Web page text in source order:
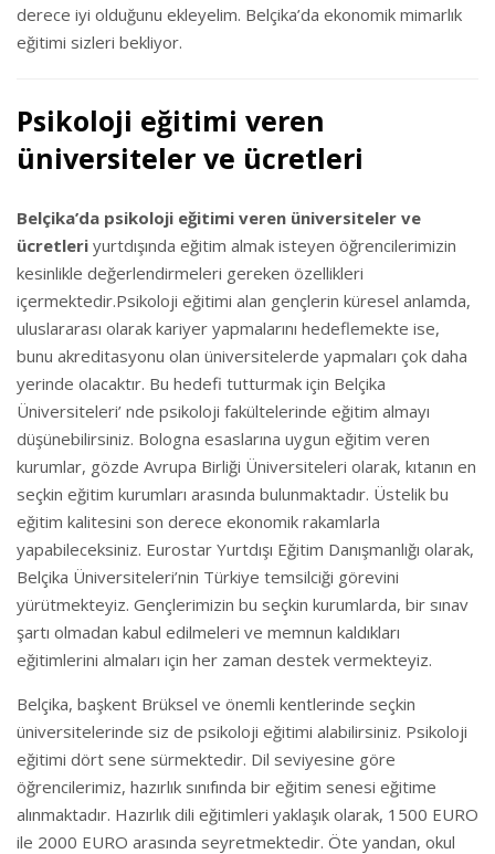
derece iyi olduğunu ekleyelim. Belçika’da ekonomik mimarlık
eğitimi sizleri bekliyor.
Psikoloji eğitimi veren
üniversiteler ve ücretleri
Belçika’da psikoloji eğitimi veren üniversiteler ve
ücretleri yurtdışında eğitim almak isteyen öğrencilerimizin
kesinlikle değerlendirmeleri gereken özellikleri
içermektedir.Psikoloji eğitimi alan gençlerin küresel anlamda,
uluslararası olarak kariyer yapmalarını hedeflemekte ise,
bunu akreditasyonu olan üniversitelerde yapmaları çok daha
yerinde olacaktır. Bu hedefi tutturmak için Belçika
Üniversiteleri’ nde psikoloji fakültelerinde eğitim almayı
düşünebilirsiniz. Bologna esaslarına uygun eğitim veren
kurumlar, gözde Avrupa Birliği Üniversiteleri olarak, kıtanın en
seçkin eğitim kurumları arasında bulunmaktadır. Üstelik bu
eğitim kalitesini son derece ekonomik rakamlarla
yapabileceksiniz. Eurostar Yurtdışı Eğitim Danışmanlığı olarak,
Belçika Üniversiteleri’nin Türkiye temsilciği görevini
yürütmekteyiz. Gençlerimizin bu seçkin kurumlarda, bir sınav
şartı olmadan kabul edilmeleri ve memnun kaldıkları
eğitimlerini almaları için her zaman destek vermekteyiz.
Belçika, başkent Brüksel ve önemli kentlerinde seçkin
üniversitelerinde siz de psikoloji eğitimi alabilirsiniz. Psikoloji
eğitimi dört sene sürmektedir. Dil seviyesine göre
öğrencilerimiz, hazırlık sınıfında bir eğitim senesi eğitime
alınmaktadır. Hazırlık dili eğitimleri yaklaşık olarak, 1500 EURO
ile 2000 EURO arasında seyretmektedir. Öte yandan, okul